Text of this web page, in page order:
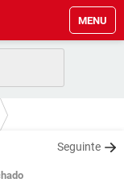
MENU
Seguinte